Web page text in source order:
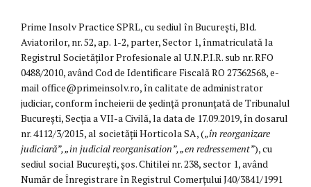
Prime Insolv Practice SPRL, cu sediul în București, Bld.
Aviatorilor, nr. 52, ap. 1-2, parter, Sector 1, înmatriculată la
Registrul Societăților Profesionale al U.N.P.I.R. sub nr. RFO
0488/2010, având Cod de Identificare Fiscală RO 27362568, e-
mail office@primeinsolv.ro, în calitate de administrator
judiciar, conform încheierii de ședință pronunțată de Tribunalul
București, Secția a VII-a Civilă, la data de 17.09.2019, în dosarul
nr. 4112/3/2015, al societății Horticola SA, („în reorganizare
judiciară”, „in judicial reorganisation”, „en redressement”), cu
sediul social București, șos. Chitilei nr. 238, sector 1, având
Număr de Înregistrare în Registrul Comerțului J40/3841/1991